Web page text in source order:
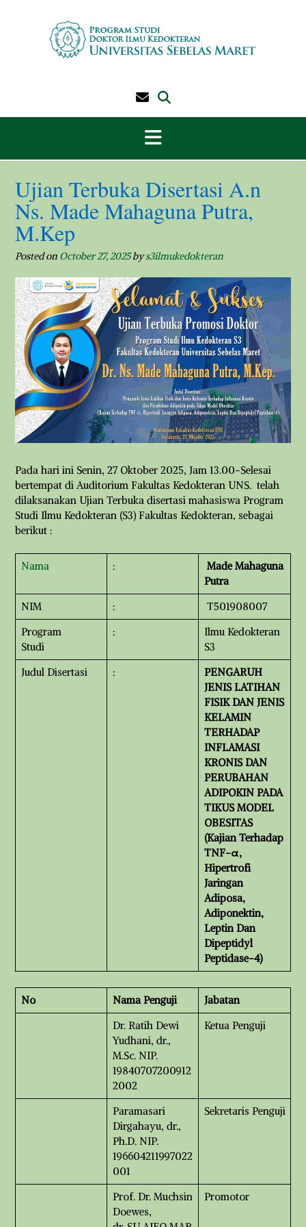
Ujian Terbuka Disertasi A.n
Ns. Made Mahaguna Putra,
M.Kep
Posted on October 27, 2025bys3ilmukedokteran
Pada hari ini Senin, 27 Oktober 2025, Jam 13.00-Selesai
bertempat di Auditorium Fakultas Kedokteran UNS. telah
dilaksanakan Ujian Terbuka disertasi mahasiswa Program
Studi Ilmu Kedokteran (S3) Fakultas Kedokteran, sebagai
berikut :
Nama :
Made Mahaguna
Putra
NIM
:
T501908007
Program
Studi
:
Ilmu Kedokteran
S3
Judul Disertasi
:
PENGARUH
JENIS LATIHAN
FISIK DAN JENIS
KELAMIN
TERHADAP
INFLAMASI
KRONIS DAN
PERUBAHAN
ADIPOKIN PADA
TIKUS MODEL
OBESITAS
(Kajian Terhadap
TNF-α,
Hipertrofi
Jaringan
Adiposa,
Adiponektin,
Leptin Dan
Dipeptidyl
Peptidase-4)
No Nama Penguji
Jabatan
Dr. Ratih Dewi
Yudhani, dr.,
M.Sc. NIP.
19840707200912
2002
Ketua Penguji
Paramasari
Dirgahayu, dr.,
Ph.D. NIP.
196604211997022
001
Sekretaris Penguji
Prof. Dr. Muchsin
Doewes,
Promotor